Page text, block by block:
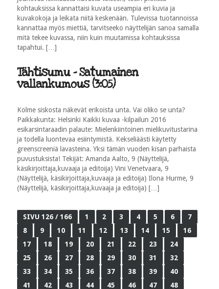
kohtauksissa kannattaisi kuvata useampia eri kuvia ja
kuvakokoja ja leikata niitä keskenään. Tulevissa tuotannoissa
kannattaa myös miettiä, tarvitseeko näyttelijän sanoa samalla
mitä tekee kuvassa, niin kuin muutamissa kohtauksissa
tapahtui. […]
Tähtisumu - Satumainen
vallankumous (3:05)
Kolme siskosta näkevät erikoista unta. Vai oliko se unta?
Paikkakunta: Helsinki Kaikki kuvaa -kilpailun 2016
esikarsintaraadin palaute: Mielenkiintoinen mielikuvitustarina
ja todella luontevaa esiintymistä. Kekseliäästi käytetty
greenscreeniä lavasteina. Yksi tämän vuoden kisan parhaista
puvustuksista! Tekijät: Amanda Aalto, 9 (Näyttelijä,
käsikirjoittaja,kuvaaja ja editoija) Vini Venetvaara, 9
(Näyttelijä, käsikirjoittaja,kuvaaja ja editoija) Ilona Hurme, 9
(Näyttelijä, käsikirjoittaja,kuvaaja ja editoija) […]
SIVU 126 / 166 1 2 3 4 5 6
7
8
9 10 11 12 13 14 15
16
17
18 19 20 21 22 23
24
25
26 27 28 29 30 31
32
33
34 35 36 37 38 39
40
41
42 43 44 45 46 47
48